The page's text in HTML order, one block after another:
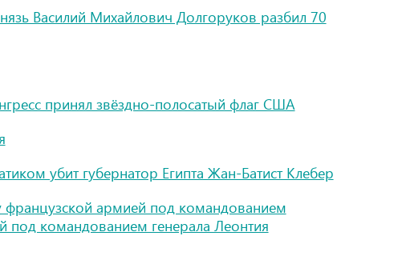
Василий Михайлович Долгоруков разбил 70
принял звёздно-полосатый флаг США
убит губернатор Египта Жан-Батист Клебер
французской армией под командованием
под командованием генерала Леонтия